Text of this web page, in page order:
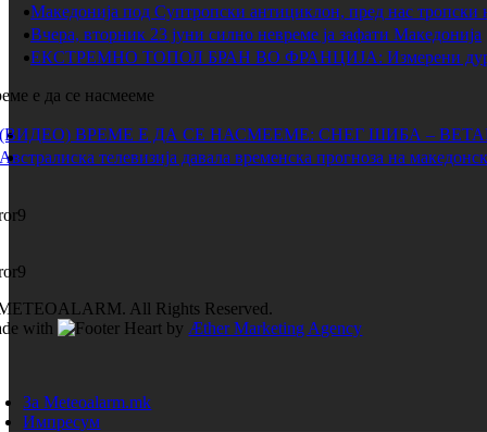
Македонија под Суптропски антициклон, пред нас тропски
Вчера, вторник 23 јуни силно невреме ја зафати Македонија
ЕКСТРЕМНО ТОПОЛ БРАН ВО ФРАНЦИЈА: Измерени дури
е да се насмееме
ВРЕМЕ Е ДА СЕ НАСМЕЕМЕ: СНЕГ ШИБА –
телевизија давала временска прогноза на
All Rights Reserved.
with
by Æther Marketing Agency
За Meteoalarm.mk
Импресум